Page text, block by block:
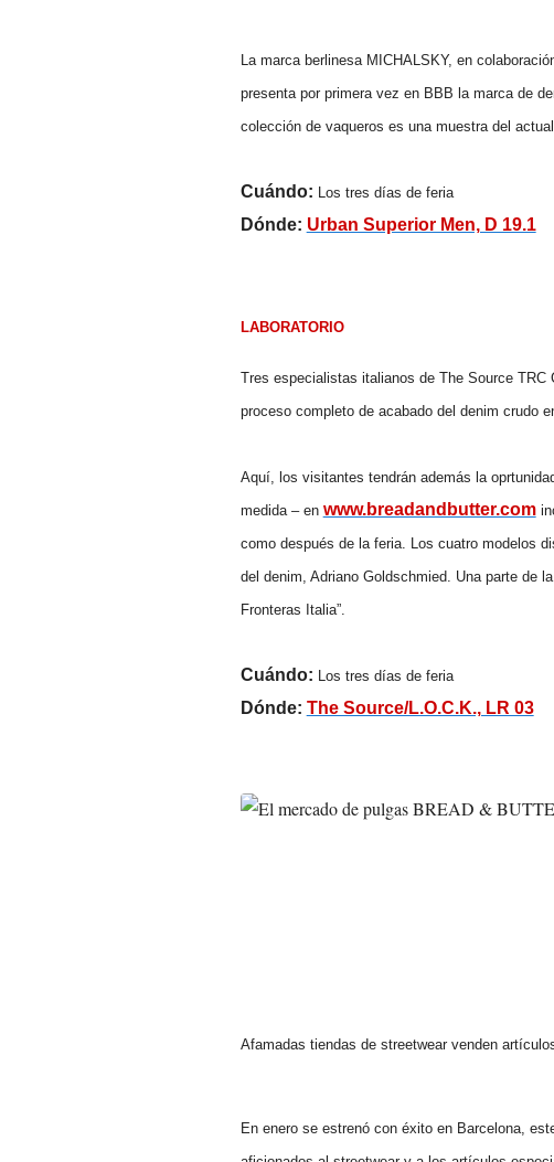
La marca berlinesa MICHALSKY, en
presenta por primera vez en BBB la marca de
colección de vaqueros es una muestra del
Cuándo: Los tres días de feria
Dónde: Urban Superior Men, D 19.1
LABORATORIO
Tres especialistas italianos de The Source
proceso completo de acabado del denim crudo
Aquí, los visitantes tendrán además la
medida – en www.breadandbutter.com
comodespués de la feria. Los cuatro modelos
del denim, Adriano Goldschmied. Una parte de
Fronteras Italia”.
Cuándo: Los tres días de feria
Dónde: The Source/L.O.C.K., LR 03
Afamadas tiendas de streetwear venden
En enero se estrenó con éxito en Barcelona,